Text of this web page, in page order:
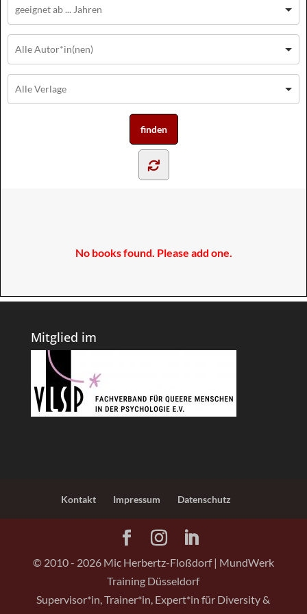
No books found. Please add one.
Mitglied im
Kontakt Impressum Datenschutz
© 2010 - 2026Mic Herbertz-Floßdorf | MundWerk
Training Düsseldorf
Supervisor*in, Trainer*in, Expert*in für Diversity &